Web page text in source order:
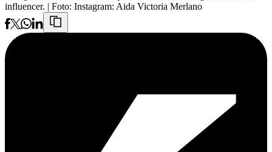
influencer. | Foto: Instagram: Aida Victoria Merlano